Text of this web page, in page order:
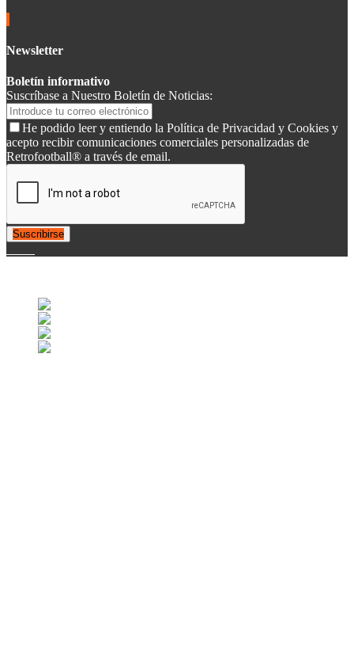
Newsletter
Boletín informativo
Suscríbase a Nuestro Boletín de Noticias:
He podido leer y entiendo la Política de Privacidad y Cookies y
acepto recibir comunicaciones comerciales personalizadas de
Retrofootball® a través de email.
Suscribirse